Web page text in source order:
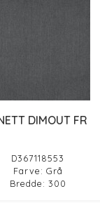
DIMOUT FR
D367118553
Farve: Grå
Bredde: 300